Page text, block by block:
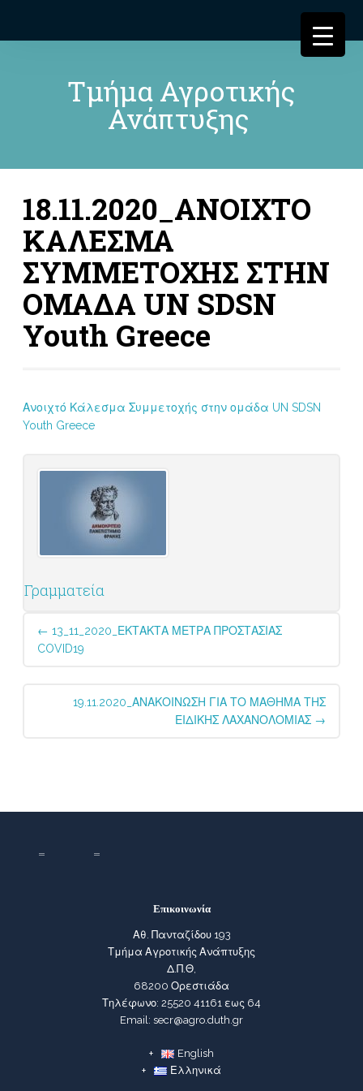
Τμήμα Αγροτικής
Ανάπτυξης
18.11.2020_ΑΝΟΙΧΤΟ
ΚΑΛΕΣΜΑ
ΣΥΜΜΕΤΟΧΗΣ ΣΤΗΝ
ΟΜΑΔΑ UN SDSN
Youth Greece
Ανοιχτό Κάλεσμα Συμμετοχής στην ομάδα UN SDSN
Youth Greece
Γραμματεία
Post
navigation
← 13_11_2020_ΕΚΤΑΚΤΑ ΜΕΤΡΑ ΠΡΟΣΤΑΣΙΑΣ
COVID19
19.11.2020_ΑΝΑΚΟΙΝΩΣΗ ΓΙΑ ΤΟ ΜΑΘΗΜΑ ΤΗΣ
ΕΙΔΙΚΗΣ ΛΑΧΑΝΟΛΟΜΙΑΣ →
Επικοινωνία
Αθ. Πανταζίδου 193
Τμήμα Αγροτικής Ανάπτυξης
Δ.Π.Θ,
68200 Ορεστιάδα
Τηλέφωνο: 25520 41161 εως 64
Email: secr@agro.duth.gr
English
Ελληνικά